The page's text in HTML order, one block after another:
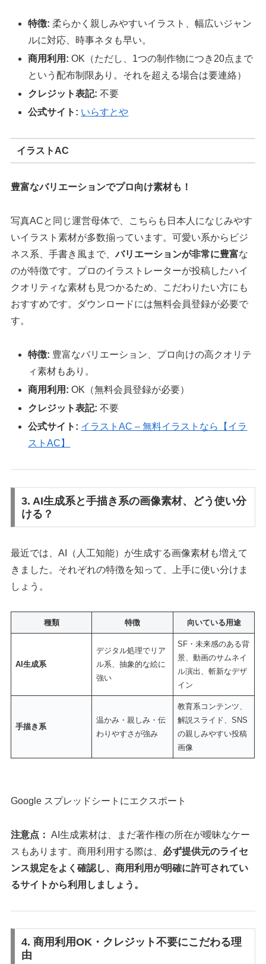
特徴: 柔らかく親しみやすいイラスト、幅広いジャン
ルに対応、時事ネタも早い。
商用利用: OK（ただし、1つの制作物につき20点まで
という配布制限あり。それを超える場合は要連絡）
クレジット表記: 不要
公式サイト: いらすとや
イラストAC
豊富なバリエーションでプロ向け素材も！
写真ACと同じ運営母体で、こちらも日本人になじみやす
いイラスト素材が多数揃っています。可愛い系からビジ
ネス系、手書き風まで、バリエーションが非常に豊富な
のが特徴です。プロのイラストレーターが投稿したハイ
クオリティな素材も見つかるため、こだわりたい方にも
おすすめです。ダウンロードには無料会員登録が必要で
す。
特徴: 豊富なバリエーション、プロ向けの高クオリテ
ィ素材もあり。
商用利用: OK（無料会員登録が必要）
クレジット表記: 不要
公式サイト: イラストAC – 無料イラストなら【イラ
ストAC】
3. AI生成系と手描き系の画像素材、どう使い分
ける？
最近では、AI（人工知能）が生成する画像素材も増えて
きました。それぞれの特徴を知って、上手に使い分けま
しょう。
種類 特徴 向いている用途
AI生成系
デジタル処理でリア
ル系、抽象的な絵に
強い
SF・未来感のある背
景、動画のサムネイ
ル演出、斬新なデザ
イン
手描き系
温かみ・親しみ・伝
わりやすさが強み
教育系コンテンツ、
解説スライド、SNS
の親しみやすい投稿
画像
Google スプレッドシートにエクスポート
注意点： AI生成素材は、まだ著作権の所在が曖昧なケー
スもあります。商用利用する際は、 必ず提供元のライセ
ンス規定をよく確認し、商用利用が明確に許可されてい
るサイトから利用しましょう。
4. 商用利用OK・クレジット不要にこだわる理
由